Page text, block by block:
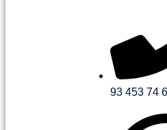
93 453 74